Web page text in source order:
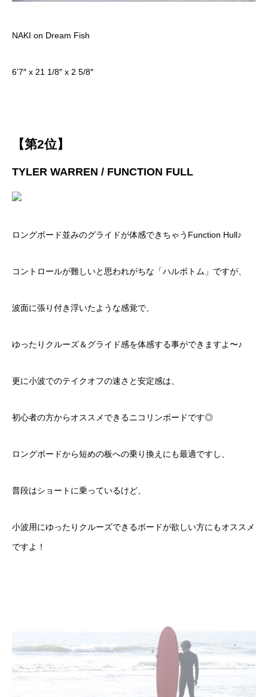
NAKI on Dream Fish
6’7″ x 21 1/8″ x 2 5/8″
【第2位】
TYLER WARREN / FUNCTION FULL
ロングボード並みのグライドが体感できちゃうFunction Hull♪
コントロールが難しいと思われがちな「ハルボトム」ですが、
波面に張り付き浮いたような感覚で、
ゆったりクルーズ＆グライド感を体感する事ができますよ〜♪
更に小波でのテイクオフの速さと安定感は、
初心者の方からオススメできるニコリンボードです◎
ロングボードから短めの板への乗り換えにも最適ですし、
普段はショートに乗っているけど、
小波用にゆったりクルーズできるボードが欲しい方にもオススメ
ですよ！